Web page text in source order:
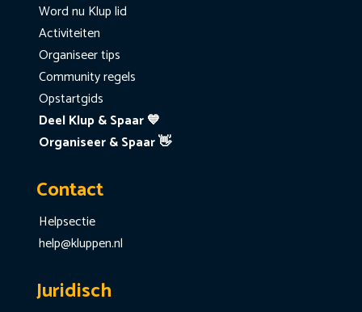
Word nu Klup lid
Activiteiten
Organiseer tips
Community regels
Opstartgids
Deel Klup & Spaar 💙
Organiseer & Spaar 👋
Contact
Helpsectie
help@kluppen.nl
Juridisch